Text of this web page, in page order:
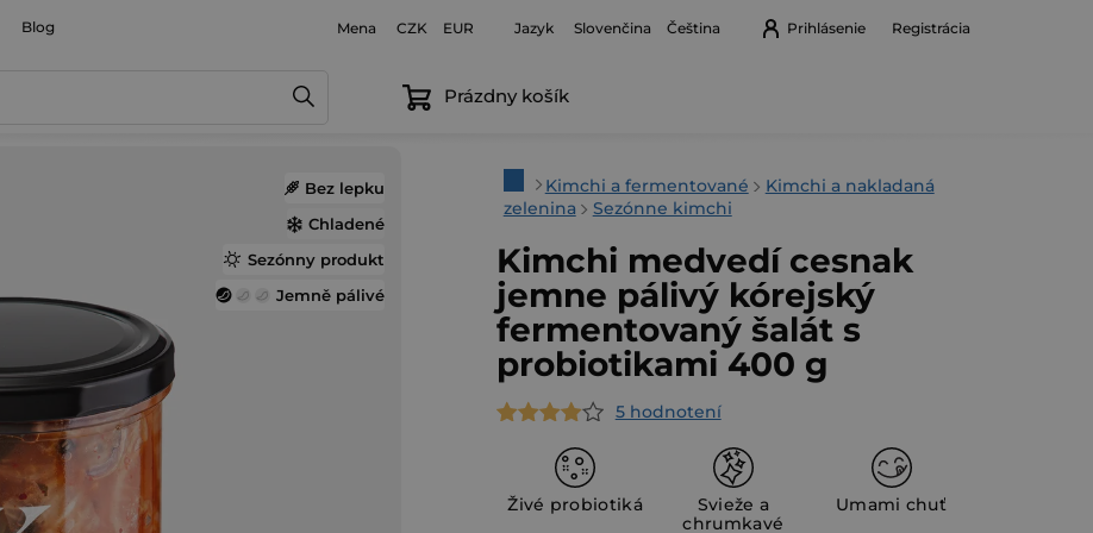
Blog Mena CZK EUR Jazyk Slovenčina Čeština Prihlásenie Registrácia
Nákupný
Prázdny košík
DomovKimchi a fermentované
Kimchi a nakladaná
zelenina
Sezónne kimchi
Kimchi medvedí cesnak
jemne pálivý kórejský
fermentovaný šalát s
probiotikami 400 g
Priemerné
hodnotenie
produktu
je
5 hodnotení
Živé probiotiká
Svieže a
chrumkavé
Umami chuť
Bez lepku
Chladené
Sezónny produkt
Jemně pálivé